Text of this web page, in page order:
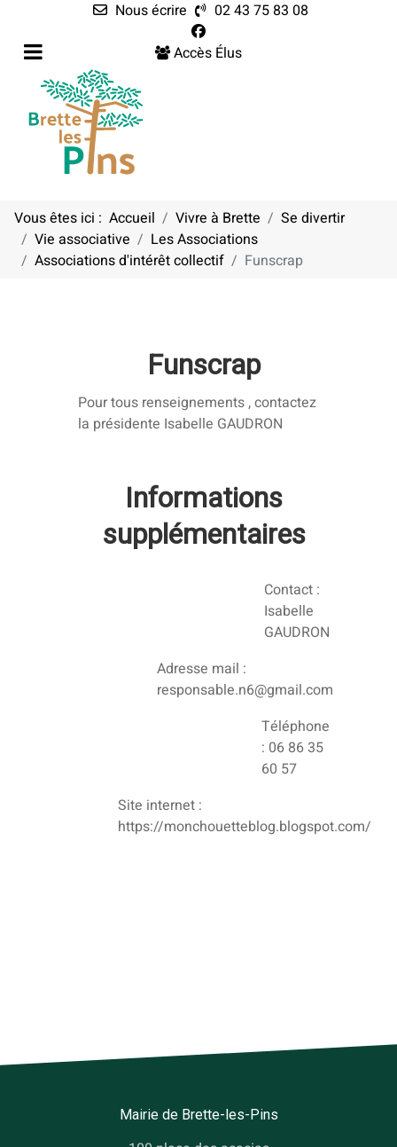
Nous écrire
02 43 75 83 08
Accès Élus
Vous êtes ici : Accueil Vivre à Brette
Se divertir
Vie associative
Les Associations
Associations d'intérêt collectif
Funscrap
Funscrap
Pour tous renseignements , contactez
la présidente Isabelle GAUDRON
Informations
supplémentaires
Contact :
Isabelle
GAUDRON
Adresse mail :
responsable.n6@gmail.com
Téléphone
: 06 86 35
60 57
Site internet :
https://monchouetteblog.blogspot.com/
Mairie de Brette-les-Pins